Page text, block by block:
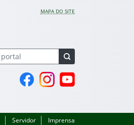
MAPA DO SITE
Página do Facebook
Perfil no Instagram
Canal no YouTube
Servidor Imprensa